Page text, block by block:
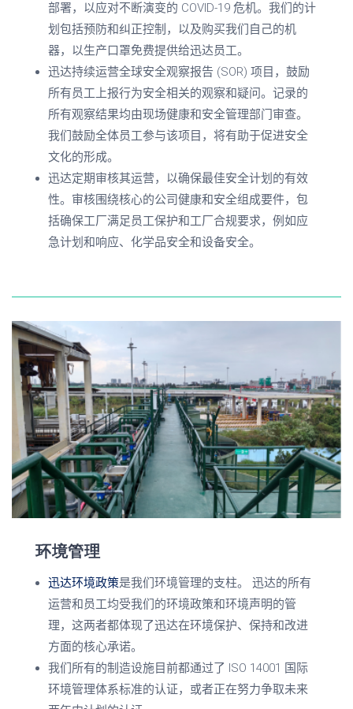
部署，以应对不断演变的 COVID-19 危机。我们的计
划包括预防和纠正控制，以及购买我们自己的机
器，以生产口罩免费提供给迅达员工。
迅达持续运营全球安全观察报告 (SOR) 项目，鼓励
所有员工上报行为安全相关的观察和疑问。记录的
所有观察结果均由现场健康和安全管理部门审查。
我们鼓励全体员工参与该项目，将有助于促进安全
文化的形成。
迅达定期审核其运营，以确保最佳安全计划的有效
性。审核围绕核心的公司健康和安全组成要件，包
括确保工厂满足员工保护和工厂合规要求，例如应
急计划和响应、化学品安全和设备安全。
环境管理
迅达环境政策是我们环境管理的支柱。
迅达的所有
运营和员工均受我们的环境政策和环境声明的管
理，这两者都体现了迅达在环境保护、保持和改进
方面的核心承诺。
我们所有的制造设施目前都通过了 ISO 14001 国际
环境管理体系标准的认证，或者正在努力争取未来